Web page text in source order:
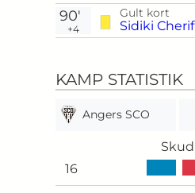
Gult kort
Sidiki Cherif
90'
+4
KAMP STATISTIK
Angers SCO
Skud
16